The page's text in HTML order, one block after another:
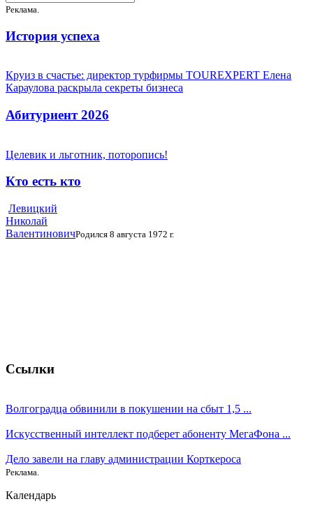
Реклама.
История успеха
Круиз в счастье: директор турфирмы TOUREXPERT Елена
Караулова раскрыла секреты бизнеса
Абитуриент 2026
Целевик и льготник, поторопись!
Кто есть кто
Левицкий
Николай
ВалентиновичРодился 8 августа 1972 г.
Ссылки
Волгоградца обвинили в покушении на сбыт 1,5 ...
Искусственный интеллект подберет абоненту МегаФона ...
Дело завели на главу администрации Корткероса
Реклама.
Календарь